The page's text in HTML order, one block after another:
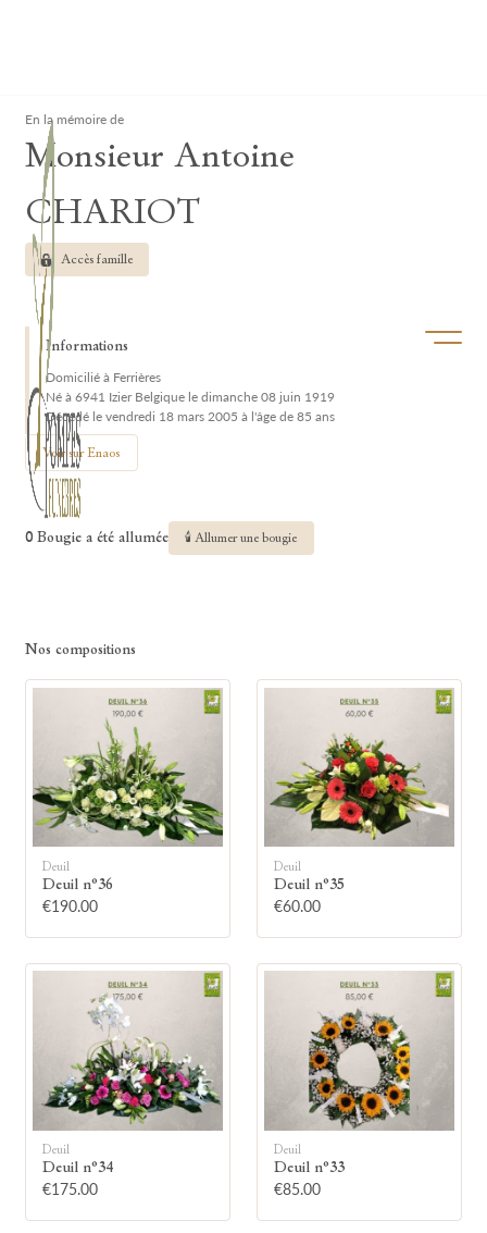
Ouvrir/
En la mémoire de
Monsieur Antoine
CHARIOT
Accès famille
Informations
Domicilié à Ferrières
Né à 6941 Izier Belgique le dimanche 08 juin 1919
Décédé le vendredi 18 mars 2005 à l'âge de 85 ans
Voir sur Enaos
0 Bougie a été allumée 🕯 Allumer une bougie
Allumez une bougie
Montrez votre soutien à la famille en
allumant symboliquement une bougie.
Nos compositions
Deuil
Deuil n°36
€190.00
Deuil
Deuil n°35
€60.00
Deuil
Deuil n°34
€175.00
Deuil
Deuil n°33
€85.00